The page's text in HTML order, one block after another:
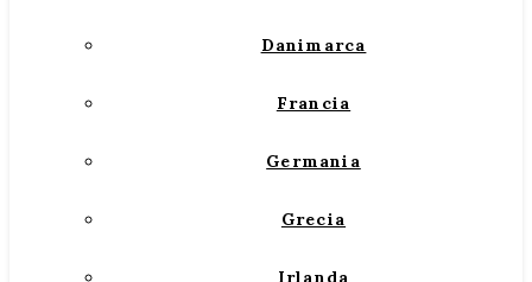
Danimarca
Francia
Germania
Grecia
Irlanda